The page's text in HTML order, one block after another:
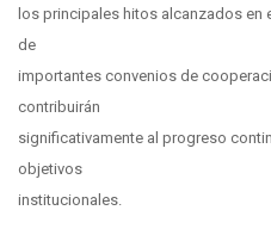
los principales hitos alcanzados
de
importantes convenios de
contribuirán
significativamente al progreso
objetivos
institucionales.